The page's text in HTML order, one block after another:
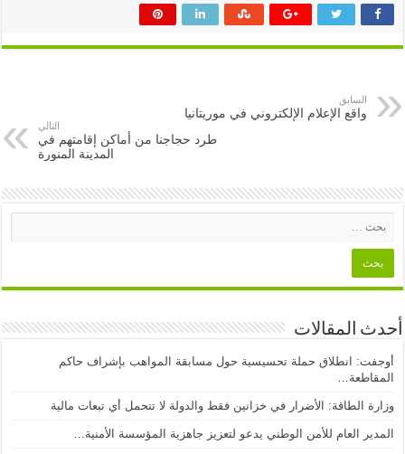
السابق
واقع الإعلام الإلكتروني في موريتانيا
التالي
طرد حجاجنا من أماكن إقامتهم في
المدينة المنورة
أحدث المقالات
أوجفت: انطلاق حملة تحسيسية حول مسابقة المواهب بإشراف حاكم
المقاطعة…
وزارة الطاقة: الأضرار في خزانين فقط والدولة لا تتحمل أي تبعات مالية
المدير العام للأمن الوطني يدعو لتعزيز جاهزية المؤسسة الأمنية…